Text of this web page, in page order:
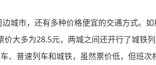
城市，还有多种价格便宜的交通方式。
价大多为28.5元，两城之间还开行了城铁
普速列车和城铁，虽然票价低，但班次